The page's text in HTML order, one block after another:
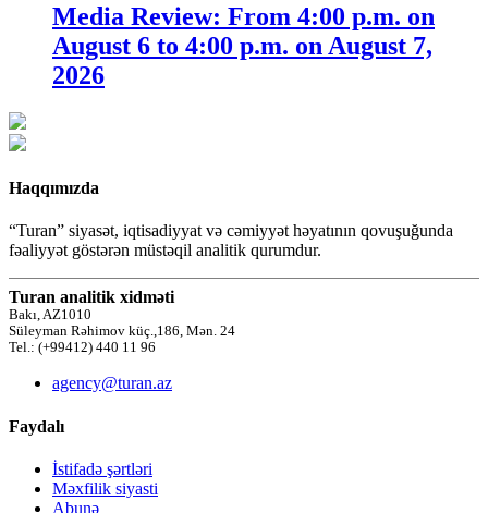
Media Review: From 4:00 p.m. on
August 6 to 4:00 p.m. on August 7,
2026
Haqqımızda
“Turan” siyasət, iqtisadiyyat və cəmiyyət həyatının qovuşuğunda
fəaliyyət göstərən müstəqil analitik qurumdur.
Turan analitik xidməti
Bakı, AZ1010
Süleyman Rəhimov küç.,186, Mən. 24
Tel.: (+99412) 440 11 96
agency@turan.az
Faydalı
İstifadə şərtləri
Məxfilik siyasti
Abunə